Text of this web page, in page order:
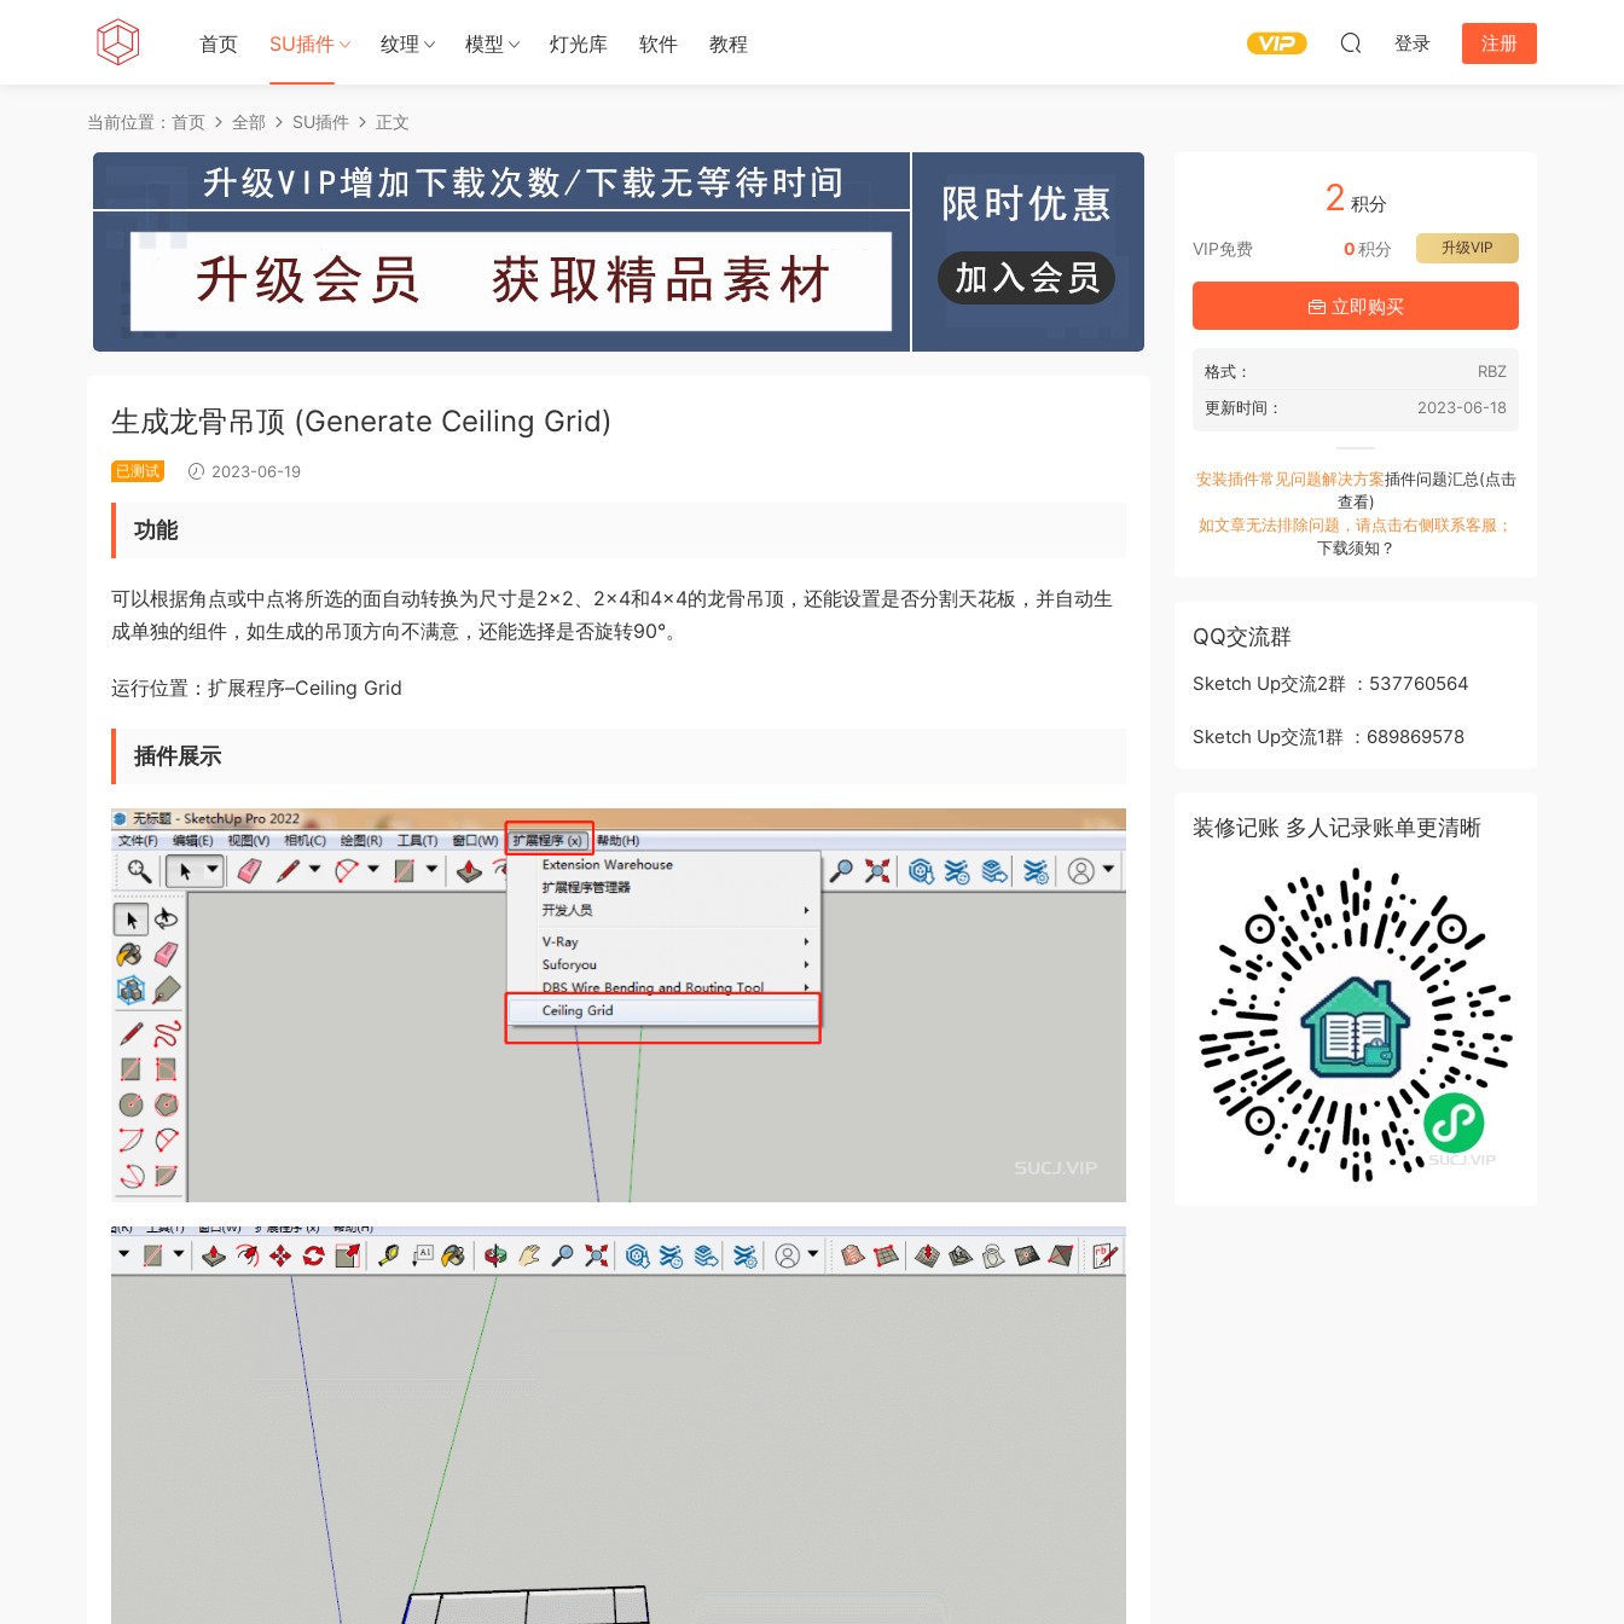
首页 SU插件 纹理 模型 灯光库 软件 教程 登录 注册
当前位置： 首页 全部 SU插件 正文
生成龙骨吊顶 (Generate Ceiling Grid)
已测试 2023-06-19
功能
可以根据角点或中点将所选的面自动转换为尺寸是2×2、2×4和4×4的龙骨吊顶，还能设置是否分割天花板，并自动生
成单独的组件，如生成的吊顶方向不满意，还能选择是否旋转90°。
运行位置：扩展程序–Ceiling Grid
插件展示
2 积分
VIP免费 升级VIP
0积分
立即购买
格式：
RBZ
更新时间：
2023-06-18
安装插件常见问题解决方案插件问题汇总(点击
查看)
如文章无法排除问题，请点击右侧联系客服；
下载须知？
QQ交流群
Sketch Up交流2群 ：537760564
Sketch Up交流1群 ：689869578
装修记账 多人记录账单更清晰